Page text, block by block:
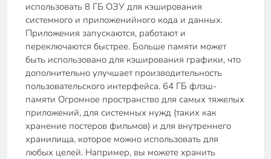
использовать 8 ГБ ОЗУ для кэширования
системного и приложенийного кода и данных.
Приложения запускаются, работают и
переключаются быстрее. Больше памяти может
быть использовано для кэширования графики, что
дополнительно улучшает производительность
пользовательского интерфейса. 64 ГБ флэш-
памяти Огромное пространство для самых тяжелых
приложений, для системных нужд (таких как
хранение постеров фильмов) и для внутреннего
хранилища, которое можно использовать для
любых целей. Например, вы можете хранить